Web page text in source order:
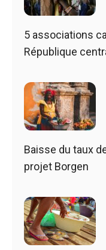
5 associations
République
Baisse du taux
projet Borgen